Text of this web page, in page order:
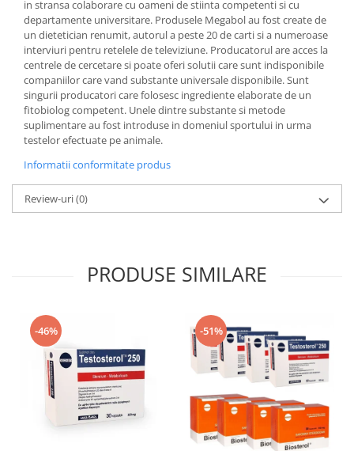
in stransa colaborare cu oameni de stiinta competenti si cu
departamente universitare. Produsele Megabol au fost create de
un dietetician renumit, autorul a peste 20 de carti si a numeroase
interviuri pentru retelele de televiziune. Producatorul are acces la
centrele de cercetare si poate oferi solutii care sunt indisponibile
companiilor care vand substante universale disponibile. Sunt
singurii producatori care folosesc ingrediente elaborate de un
fitobiolog competent. Unele dintre substante si metode
suplimentare au fost introduse in domeniul sportului in urma
testelor efectuate pe animale.
Informatii conformitate produs
Review-uri(0)
PRODUSE SIMILARE
-46% -51%